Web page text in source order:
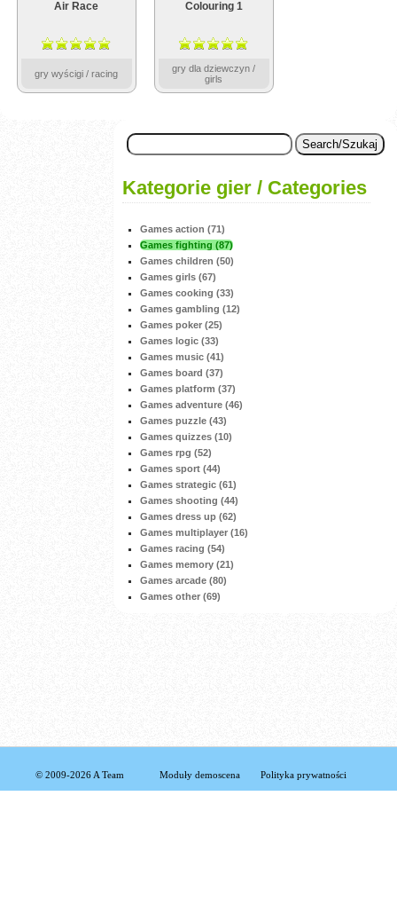
Air Race
gry wyścigi / racing
Colouring 1
gry dla dziewczyn /
girls
Kategorie gier / Categories
Games action (71)
Games fighting (87)
Games children (50)
Games girls (67)
Games cooking (33)
Games gambling (12)
Games poker (25)
Games logic (33)
Games music (41)
Games board (37)
Games platform (37)
Games adventure (46)
Games puzzle (43)
Games quizzes (10)
Games rpg (52)
Games sport (44)
Games strategic (61)
Games shooting (44)
Games dress up (62)
Games multiplayer (16)
Games racing (54)
Games memory (21)
Games arcade (80)
Games other (69)
© 2009-2026 A Team Moduły demoscena Polityka prywatności